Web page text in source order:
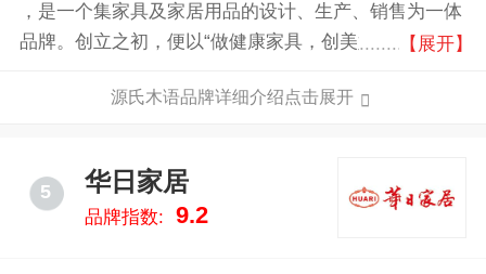
，是一个集家具及家居用品的设计、生产、销售为一体
品牌。创立之初，便以“做健康家具，创美好生活”为服
活。源氏木语专注纯实木家具，连续八年稳居天猫纯实
【展开】
源氏木语品牌详细介绍点击展开
5 华日家居
品牌指数: 9.2